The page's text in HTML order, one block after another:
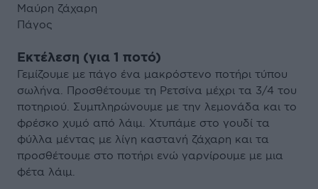
Μαύρη ζάχαρη
Πάγος
Εκτέλεση (για 1 ποτό)
Γεμίζουμε με πάγο ένα μακρόστενο ποτήρι τύπου
σωλήνα. Προσθέτουμε τη Ρετσίνα μέχρι τα 3/4 του
ποτηριού. Συμπληρώνουμε με την λεμονάδα και το
φρέσκο χυμό από λάιμ. Χτυπάμε στο γουδί τα
φύλλα μέντας με λίγη καστανή ζάχαρη και τα
προσθέτουμε στο ποτήρι ενώ γαρνίρουμε με μια
φέτα λάιμ.